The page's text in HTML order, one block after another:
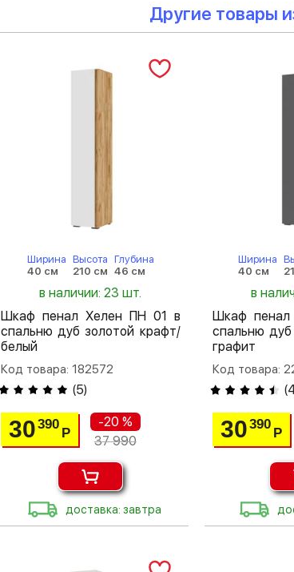
Другие товары
Ширина
40 см
Высота
210 см
Глубина
46 см
в наличии: 23 шт.
Шкаф пенал Хелен ПН 01 в
спальню дуб золотой крафт/
белый
Код товара: 182572
(5)
30390
Р
-20 %
37 990
доставка: завтра
Ширина
40 см
в
Шкаф
спальню
графит
Код товара:
(
30390
Р